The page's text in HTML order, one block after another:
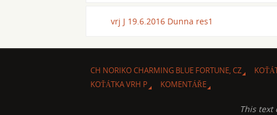
vrj J 19.6.2016 Dunna res1
CH NORIKO CHARMING BLUE FORTUNE, CZ
KOŤÁTKA VRH P
KOMENTÁŘE
This text